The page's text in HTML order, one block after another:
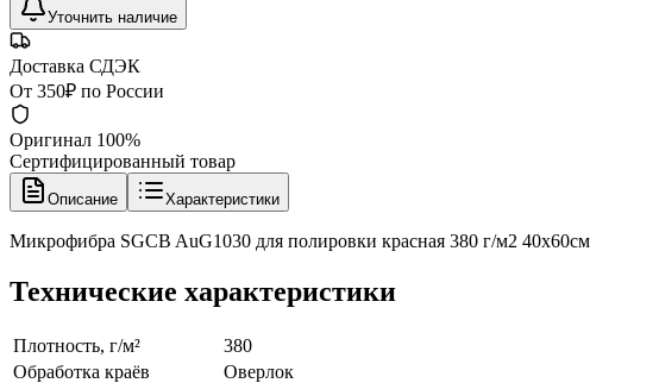
Уточнить наличие
Доставка СДЭК
От 350₽ по России
Оригинал 100%
Сертифицированный товар
Описание Характеристики
Микрофибра SGCB AuG1030 для полировки красная 380 г/м2 40х60см
Технические характеристики
Плотность, г/м²
380
Обработка краёв
Оверлок